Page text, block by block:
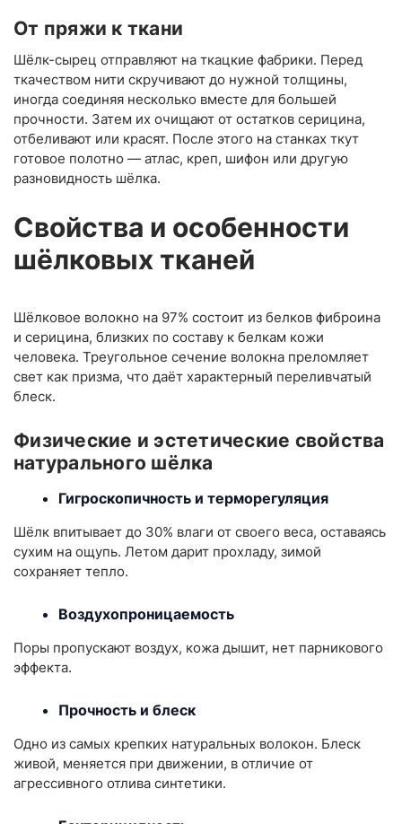
От пряжи к ткани
Шёлк-сырец отправляют на ткацкие фабрики. Перед
ткачеством нити скручивают до нужной толщины,
иногда соединяя несколько вместе для большей
прочности. Затем их очищают от остатков серицина,
отбеливают или красят. После этого на станках ткут
готовое полотно — атлас, креп, шифон или другую
разновидность шёлка.
Свойства и особенности
шёлковых тканей
Шёлковое волокно на 97% состоит из белков фиброина
и серицина, близких по составу к белкам кожи
человека. Треугольное сечение волокна преломляет
свет как призма, что даёт характерный переливчатый
блеск.
Физические и эстетические свойства
натурального шёлка
Гигроскопичность и терморегуляция
Шёлк впитывает до 30% влаги от своего веса, оставаясь
сухим на ощупь. Летом дарит прохладу, зимой
сохраняет тепло.
Воздухопроницаемость
Поры пропускают воздух, кожа дышит, нет парникового
эффекта.
Прочность и блеск
Одно из самых крепких натуральных волокон. Блеск
живой, меняется при движении, в отличие от
агрессивного отлива синтетики.